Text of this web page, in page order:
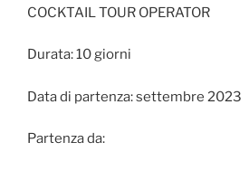
COCKTAIL TOUR OPERATOR
Durata: 10 giorni
Data di partenza: settembre 2023
Partenza da: